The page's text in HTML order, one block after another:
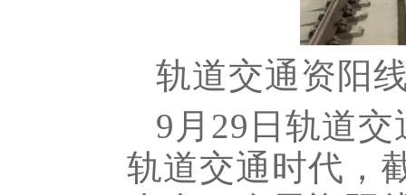
轨道交通资阳
9月29日轨道
轨道交通时代，